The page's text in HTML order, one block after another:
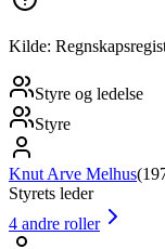
Kilde:
Styre og ledelse
Styre
Knut Arve Melhus(
Styrets leder
4 andre roller